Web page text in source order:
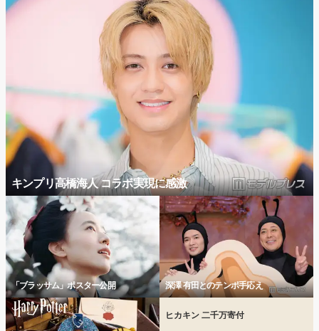
キンプリ高橋海人 コラボ実現に感激
「ブラッサム」ポスター公開 深澤 有田とのテンポ手応え
ヒカキン 二千万寄付